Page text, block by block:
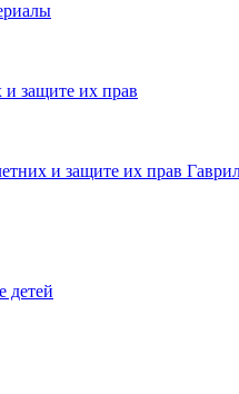
и защите их прав
и защите их прав
детей